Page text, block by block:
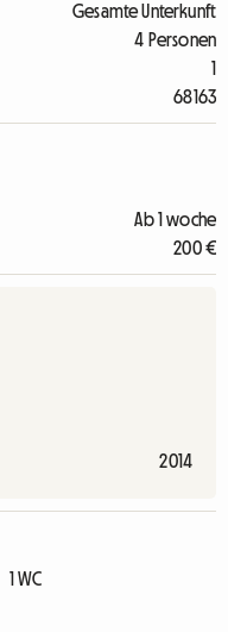
Gesamte Unterkunft
4 Personen
1
68163
Ab 1 woche
200 €
2014
1 WC